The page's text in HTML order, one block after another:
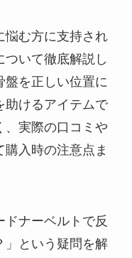
悩む方に支持され
いて徹底解説し
盤を正しい位置に
助けるアイテムで
、実際の口コミや
購入時の注意点ま
ドナーベルトで反
」という疑問を解